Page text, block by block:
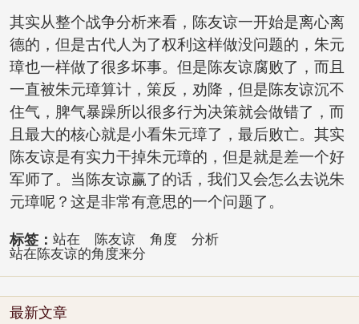
其实从整个战争分析来看，陈友谅一开始是离心离
德的，但是古代人为了权利这样做没问题的，朱元
璋也一样做了很多坏事。但是陈友谅腐败了，而且
一直被朱元璋算计，策反，劝降，但是陈友谅沉不
住气，脾气暴躁所以很多行为决策就会做错了，而
且最大的核心就是小看朱元璋了，最后败亡。其实
陈友谅是有实力干掉朱元璋的，但是就是差一个好
军师了。当陈友谅赢了的话，我们又会怎么去说朱
元璋呢？这是非常有意思的一个问题了。
标签： 站在 陈友谅 角度
分析
站在陈友谅的角度来分
最新文章